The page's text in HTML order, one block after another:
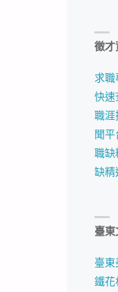
徵才
求
快速
職涯
聞平
職缺
缺精
臺東
臺
鐵花